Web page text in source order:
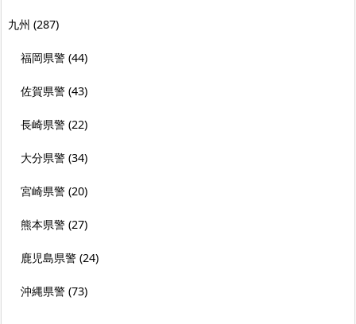
九州 (287)
福岡県警 (44)
佐賀県警 (43)
長崎県警 (22)
大分県警 (34)
宮崎県警 (20)
熊本県警 (27)
鹿児島県警 (24)
沖縄県警 (73)